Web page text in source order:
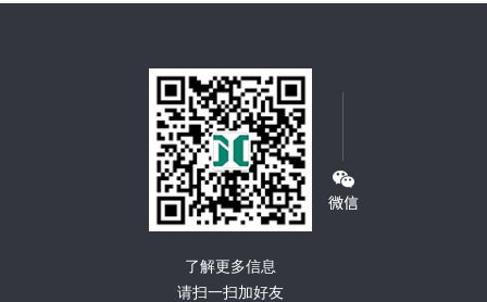
了解更多信息
请扫一扫加好友